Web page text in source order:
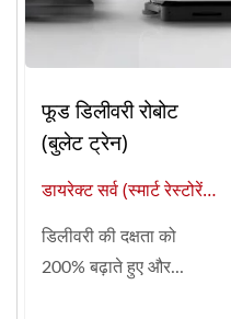
फूड डिलीवरी रोबोट
(बुलेट ट्रेन)
डायरेक्ट सर्व (स्मार्ट रेस्टोरेंट
डिलीवरी की दक्षता को
200% बढ़ाते हुए और...